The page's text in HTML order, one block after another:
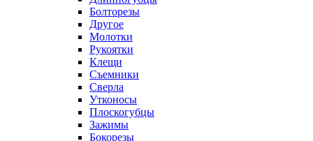
Болторезы
Другое
Молотки
Рукоятки
Клещи
Съемники
Сверла
Утконосы
Плоскогубцы
Зажимы
Бокорезы